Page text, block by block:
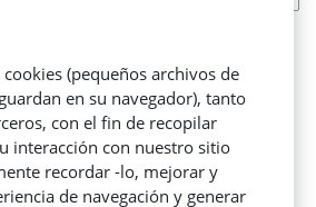
de suscripción
(pequeños archivos de
en su navegador), tanto
con el fin de recopilar
interacción con nuestro sitio
recordar -lo, mejorar y
de navegación y generar